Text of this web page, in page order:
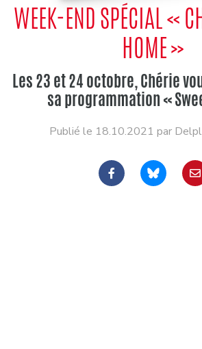
WEEK-END SPÉCIAL «
HOME »
Les 23 et 24 octobre, Chérie
sa programmation «
Publié le 18.10.2021 par